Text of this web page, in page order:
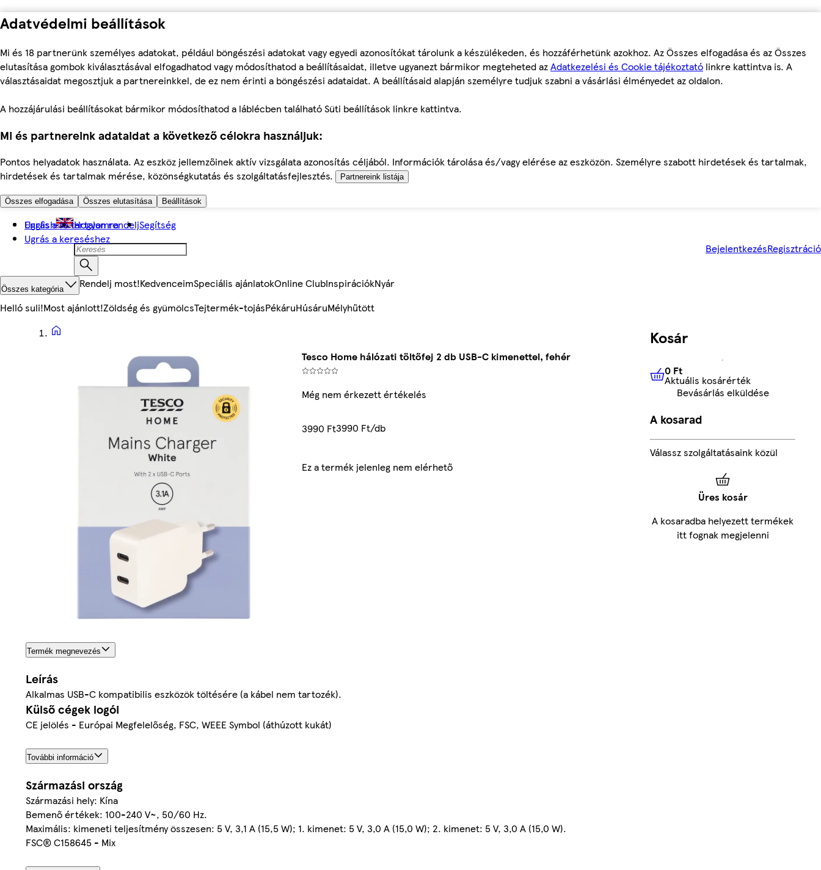
Adatvédelmi beállítások
Mi és 18 partnerünk személyes adatokat, például böngészési adatokat vagy egyedi azonosítókat tárolunk a készülékeden, és hozzáférhetünk azokhoz. Az Összes elfogadása és az Összes
elutasítása gombok kiválasztásával elfogadhatod vagy módosíthatod a beállításaidat, illetve ugyanezt bármikor megteheted azAdatkezelési és Cookie tájékoztató linkre kattintva is. A
választásaidat megosztjuk a partnereinkkel, de ez nem érinti a böngészési adataidat. A beállításaid alapján személyre tudjuk szabni a vásárlási élményedet az oldalon.
A hozzájárulási beállításokat bármikor módosíthatod a láblécben található Süti beállítások linkre kattintva.
Mi és partnereink adataidat a következő célokra használjuk:
Pontos helyadatok használata. Az eszköz jellemzőinek aktív vizsgálata azonosítás céljából. Információk tárolása és/vagy elérése az eszközön. Személyre szabott hirdetések és tartalmak,
hirdetések és tartalmak mérése, közönségkutatás és szolgáltatásfejlesztés.
Partnereink listája
Összes elfogadása Összes elutasítása Beállítások
Ugrás a fő tartalomra
Ugrás a kereséshez
English Hogyan rendeljSegítség
BejelentkezésRegisztráció
Összes kategória Rendelj most!KedvenceimSpeciális ajánlatokOnline ClubInspirációkNyár
Helló suli!Most ajánlott!Zöldség és gyümölcsTejtermék-tojásPékáruHúsáruMélyhűtött
Tesco Home hálózati töltőfej 2 db USB-C kimenettel, fehér
Még nem érkezett értékelés
3990 Ft3990 Ft/db
Ez a termék jelenleg nem elérhető
Termék megnevezés
Leírás
Alkalmas USB-C kompatibilis eszközök töltésére (a kábel nem tartozék).
Külső cégek logói
CE jelölés - Európai Megfelelőség, FSC, WEEE Symbol (áthúzott kukát)
További információ
Származási ország
Származási hely: Kína
Bemenő értékek: 100-240 V~, 50/60 Hz.
Maximális: kimeneti teljesítmény összesen: 5 V, 3,1 A (15,5 W); 1. kimenet: 5 V, 3,0 A (15,0 W); 2. kimenet: 5 V, 3,0 A (15,0 W).
FSC® C158645 - Mix
Kosár
0 FtAktuális kosárérték
0 Ft
Aktuális kosárérték
Bevásárlás elküldése
A kosarad
Válassz szolgáltatásaink közül
Üres kosár
A kosaradba helyezett termékek
itt fognak megjelenni